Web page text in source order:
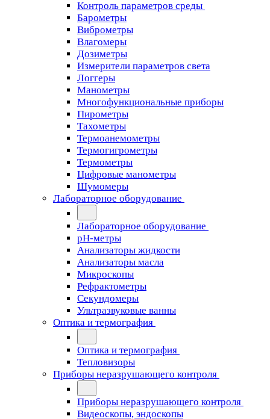
Контроль параметров среды
Барометры
Виброметры
Влагомеры
Дозиметры
Измерители параметров света
Логгеры
Манометры
Многофункциональные приборы
Пирометры
Тахометры
Термоанемометры
Термогигрометры
Термометры
Цифровые манометры
Шумомеры
Лабораторное оборудование
Лабораторное оборудование
pH-метры
Анализаторы жидкости
Анализаторы масла
Микроскопы
Рефрактометры
Секундомеры
Ультразвуковые ванны
Оптика и термография
Оптика и термография
Тепловизоры
Приборы неразрушающего контроля
Приборы неразрушающего контроля
Видеоскопы, эндоскопы